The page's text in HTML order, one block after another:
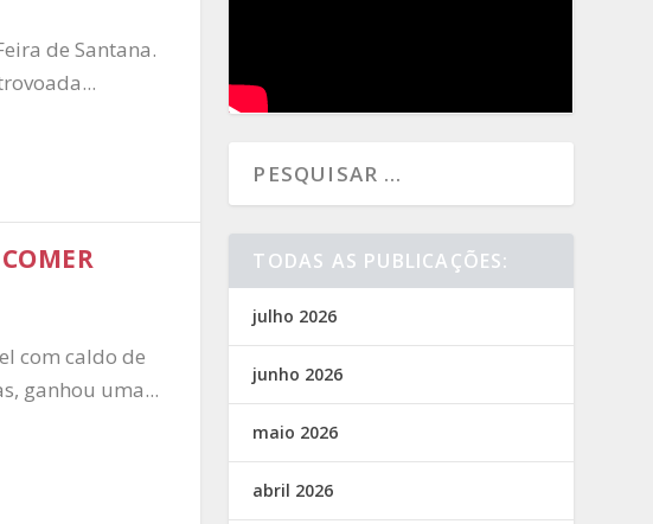
de Santana.
com caldo de
ganhou uma...
TODAS AS PUBLICAÇÕES:
julho 2026
junho 2026
maio 2026
abril 2026